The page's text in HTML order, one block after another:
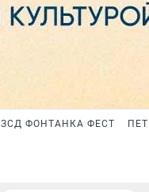
ЗСД ФОНТАНКА ФЕСТ